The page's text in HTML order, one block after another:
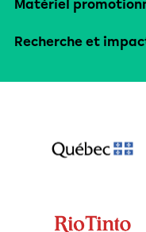
Matériel
Recherche et